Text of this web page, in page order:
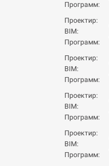
Программ:
Проектир:
BIM:
Программ:
Проектир:
BIM:
Программ:
Проектир:
BIM:
Программ:
Проектир:
BIM:
Программ: